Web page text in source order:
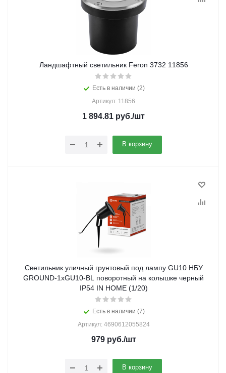
Ландшафтный светильник Feron 3732 11856
Есть в наличии (2)
Артикул: 11856
1 894.81 руб./шт
В корзину
Светильник уличный грунтовый под лампу GU10 НБУ
GROUND-1xGU10-BL поворотный на колышке черный
IP54 IN HOME (1/20)
Есть в наличии (7)
Артикул: 4690612055824
979руб./шт
В корзину